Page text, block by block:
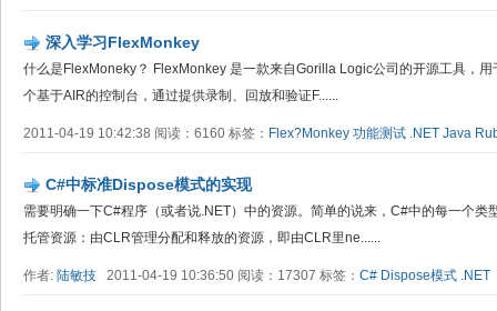
深入学习Flex​Monkey
什么是FlexMoneky？ FlexMonkey 是一款来自Gorilla Logic公司的开源工具，
个基于AIR的控制台，通过提供录制、回放和验证F......
2011-04-19 10:42:38 阅读：6160 标签： Flex?Monkey 功能测试 .NET Java
C#中标准Dispose模式的实现
需要明确一下C#程序（或者说.NET）中的资源。简单的说来，C#中的每一个类
托管资源：由CLR管理分配和释放的资源，即由CLR里ne......
作者: 陆敏技 2011-04-19 10:36:50 阅读：17307 标签： C# Dispose模式 .NET